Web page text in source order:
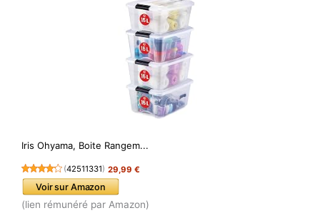
Iris Ohyama, Boite Rangem...
(42511331) 29,99 €
Voir sur Amazon
(lien rémunéré par Amazon)